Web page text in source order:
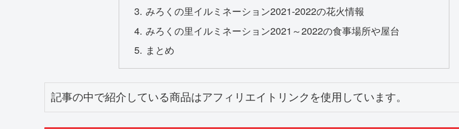
みろくの里イルミネーション2021-2022の花火情報
みろくの里イルミネーション2021～2022の食事場所や屋台
まとめ
記事の中で紹介している商品はアフィリエイトリンクを使用しています。